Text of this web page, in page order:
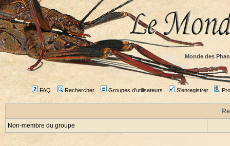
Monde des
FAQ Rechercher Groupes d'utilisateurs S'enregistrer
Non-membre du groupe